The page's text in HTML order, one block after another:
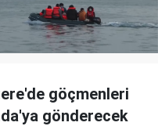
göçmenleri
gönderecek